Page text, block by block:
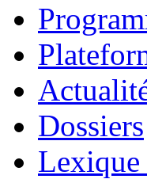
Dossiers